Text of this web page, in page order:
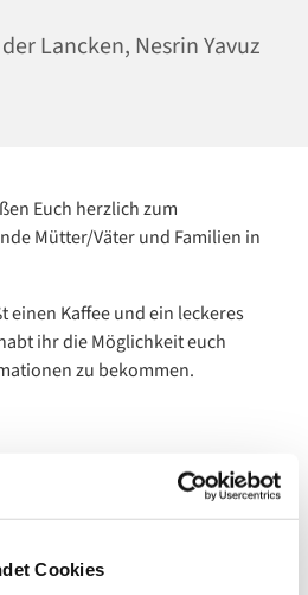
Cookies
Lancken, Nesrin Yavuz
Euch herzlich zum
Mütter/Väter und Familien in
einen Kaffee und ein leckeres
ihr die Möglichkeit euch
zu bekommen.